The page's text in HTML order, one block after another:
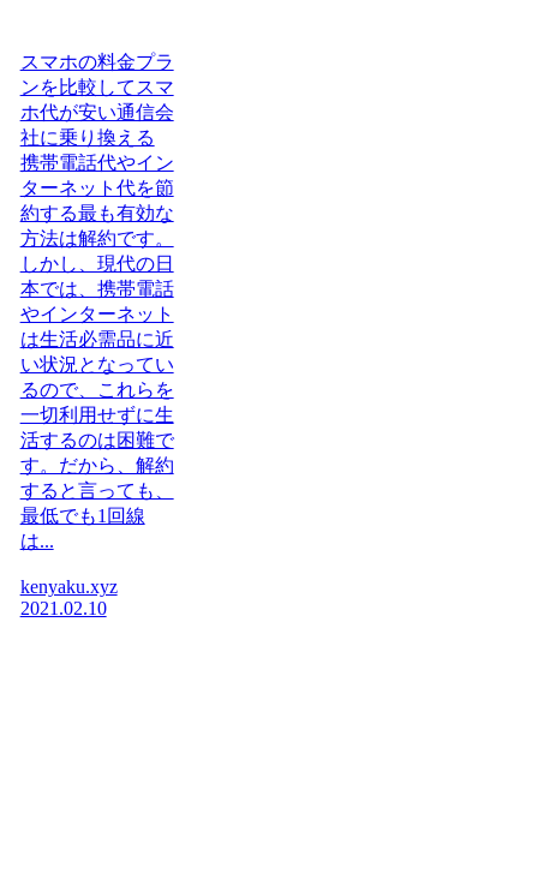
スマホの料金プラ
ンを比較してスマ
ホ代が安い通信会
社に乗り換える
携帯電話代やイン
ターネット代を節
約する最も有効な
方法は解約です。
しかし、現代の日
本では、携帯電話
やインターネット
は生活必需品に近
い状況となってい
るので、これらを
一切利用せずに生
活するのは困難で
す。だから、解約
すると言っても、
最低でも1回線
は...
kenyaku.xyz
2021.02.10